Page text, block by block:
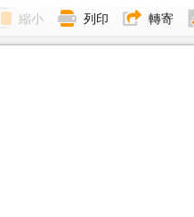
縮小 列印 轉寄